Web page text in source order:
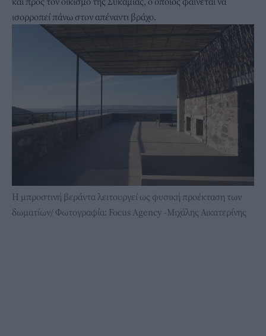
ισορροπεί πάνω στον απέναντι βράχο.
Η μπροστινή βεράντα λειτουργεί ως φυσική προέκταση των
δωματίων/ Φωτογραφία: Focus Agency -Μιχάλης Αικατερίνης